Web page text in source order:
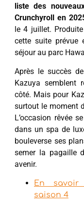
liste des
Crunchyroll en
le 4 juillet.
cette suite prévue
séjour au parc
Après le succès
Kazuya semblent
côté. Mais pour
surtout le moment
L’occasion rêvée
dans un spa de
bouleverse ses
semer la pagaille
avenir.
En
saison 4